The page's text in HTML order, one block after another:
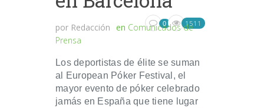
por Redacción en Comunicados de
Prensa
0 1511
Los deportistas de élite se suman
al European Póker Festival, el
mayor evento de póker celebrado
jamás en España que tiene lugar